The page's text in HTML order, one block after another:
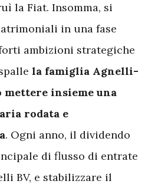
la Fiat. Insomma, si
in una fase
ambizioni strategiche
la famiglia Agnelli-
insieme una
rodata e
. Ogni anno, il dividendo
di flusso di entrate
BV, e stabilizzare il